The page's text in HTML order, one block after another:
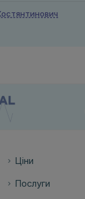
Ціни
Послуги